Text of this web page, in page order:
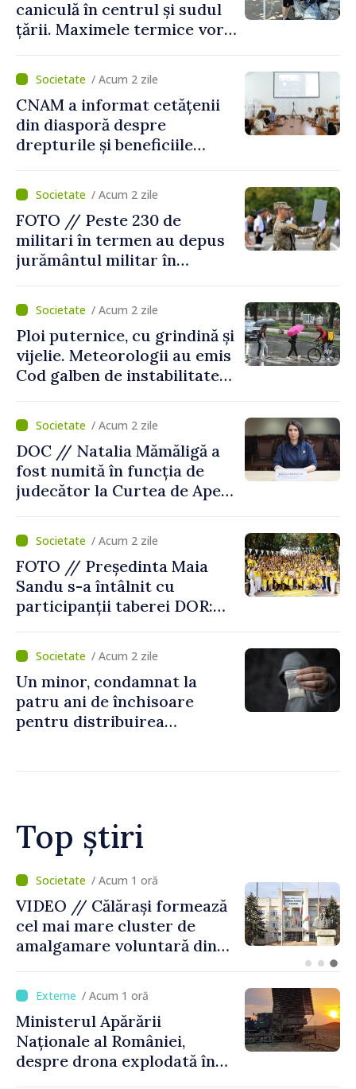
caniculă în centrul și sudul
țării. Maximele termice vor
/ Acum 2 zile
CNAM a informat cetățenii
din diasporă despre
drepturile și beneficiile
/ Acum 2 zile
FOTO // Peste 230 de
militari în termen au depus
jurământul militar în
/ Acum 2 zile
Ploi puternice, cu grindină și
vijelie. Meteorologii au emis
Cod galben de instabilitate
/ Acum 2 zile
DOC // Natalia Mămăligă a
fost numită în funcția de
judecător la Curtea de Apel
/ Acum 2 zile
FOTO // Președinta Maia
Sandu s-a întâlnit cu
participanții taberei DOR:
noastră rămâne puternică”
/ Acum 2 zile
Un minor, condamnat la
patru ani de închisoare
pentru distribuirea
Top știri
/ Acum 31 minute
BTA: Tendința de scădere a
nivelului Dunării se menține,
iar situația hidrologică
/ Acum 1 oră
Ministerul Apărării
Naționale al României,
despre drona explodată în